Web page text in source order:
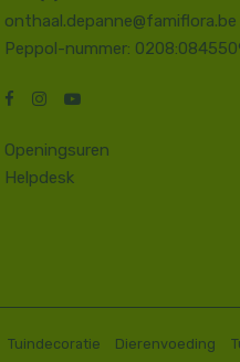
onthaal.depanne@famiflora.be
Peppol-nummer:
Openingsuren
Helpdesk
Tuindecoratie Dierenvoeding